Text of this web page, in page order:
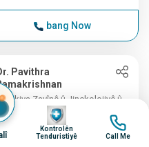
bang Now
Pavithra
Zayînê û Jinekolojiyê û
Zayînê
10+ Sal, MBBS, MS (OG),...
Wêne
Kontrolên
Tenduristiyê
Wêne
Call Me